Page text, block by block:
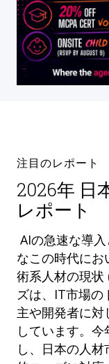
注目のレポート
2026年 日
レポート
AIの急速な導
なこの時代に
術系人材の現
ズは、IT市場の
主や開発者に
しています。
し、日本の人